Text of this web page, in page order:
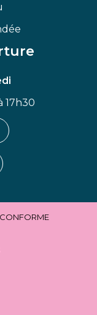
17h30
CONFORME